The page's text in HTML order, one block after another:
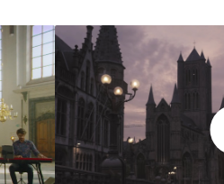
Lied 324 uit het
Carmen